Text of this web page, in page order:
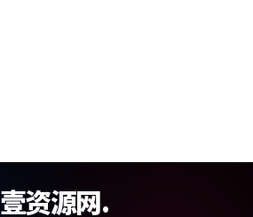
壹资源网.